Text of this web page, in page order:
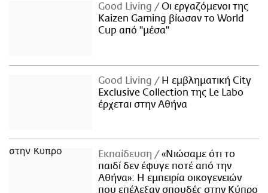
Good Living
Οι εργαζόμενοι της
Kaizen Gaming βίωσαν το World
Cup από "μέσα"
Good Living
Η εμβληματική City
Exclusive Collection της Le Labo
έρχεται στην Αθήνα
Εκπαίδευση
«Νιώσαμε ότι το
παιδί δεν έφυγε ποτέ από την
Αθήνα»: Η εμπειρία οικογενειών
που επέλεξαν σπουδές στην Κύπρο